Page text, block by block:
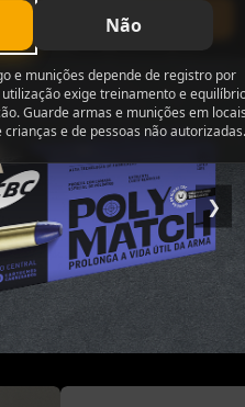
Não
e munições depende de registro por
exige treinamento e
Guarde armas e munições em
e de pessoas não autorizadas.
❯